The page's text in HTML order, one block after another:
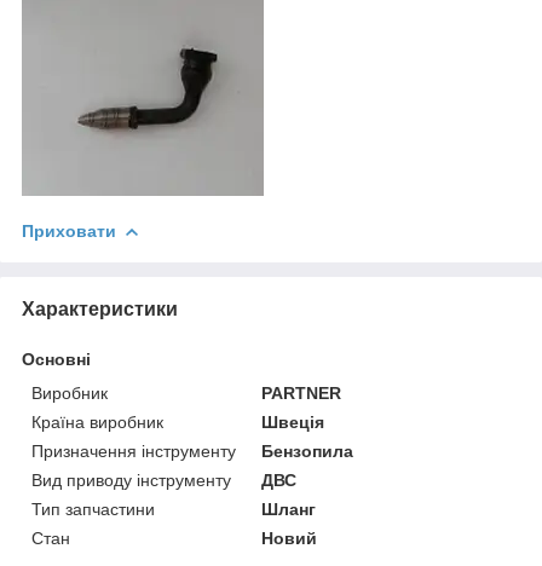
Приховати
Характеристики
Основні
Виробник
PARTNER
Країна виробник
Швеція
Призначення інструменту
Бензопила
Вид приводу інструменту
ДВС
Тип запчастини
Шланг
Стан
Новий